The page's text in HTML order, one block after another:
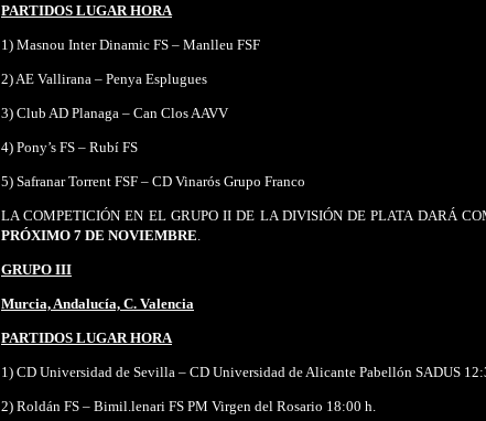
PARTIDOS LUGAR HORA
1) Masnou Inter Dinamic FS – Manlleu FSF
2) AE Vallirana – Penya Esplugues
3) Club AD Planaga – Can Clos AAVV
4) Pony’s FS – Rubí FS
5) Safranar Torrent FSF – CD Vinarós Grupo Franco
LA COMPETICIÓN EN EL GRUPO II DE LA DIVISIÓN DE PLATA DARÁ
PRÓXIMO 7 DE NOVIEMBRE
GRUPO III
Murcia, Andalucía, C. Valencia
PARTIDOS LUGAR HORA
1) CD Universidad de Sevilla – CD Universidad de Alicante Pabellón SADUS
2) Roldán FS – Bimil.lenari FS PM Virgen del Rosario 18:00 h.